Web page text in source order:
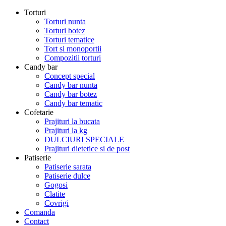
Torturi
Torturi nunta
Torturi botez
Torturi tematice
Tort si monoportii
Compozitii torturi
Candy bar
Concept special
Candy bar nunta
Candy bar botez
Candy bar tematic
Cofetarie
Prajituri la bucata
Prajituri la kg
DULCIURI SPECIALE
Prajituri dietetice si de post
Patiserie
Patiserie sarata
Patiserie dulce
Gogosi
Clatite
Covrigi
Comanda
Contact